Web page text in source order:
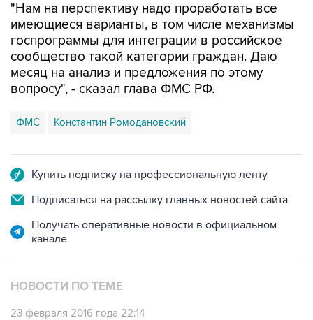
"Нам на перспективу надо проработать все
имеющиеся варианты, в том числе механизмы
госпрограммы для интеграции в российское
сообщество такой категории граждан. Даю
месяц на анализ и предложения по этому
вопросу", - сказал глава ФМС РФ.
ФМС Константин Ромодановский
Купить подписку на профессиональную ленту
Подписаться на рассылку главных новостей сайта
Получать оперативные новости в официальном
канале
НОВОСТИ ПО ТЕМЕ
23 февраля 2016 года 22:14